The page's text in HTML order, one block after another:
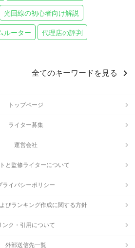
光回線の初心者向け解説
ルーター 代理店の評判
全てのキーワードを見る chevron_right
トップページ
ライター募集
運営会社
と監修ライターについて
ライバシーポリシー
びランキング作成に関する方針
ンク・引用について
外部送信先一覧